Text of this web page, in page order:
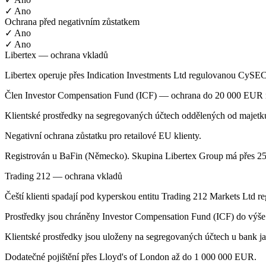
✓ Ano
Ochrana před negativním zůstatkem
✓ Ano
✓ Ano
Libertex — ochrana vkladů
Libertex operuje přes Indication Investments Ltd regulovanou
Člen Investor Compensation Fund (ICF) — ochrana do 20 000 EUR
Klientské prostředky na segregovaných účtech oddělených od
Negativní ochrana zůstatku pro retailové EU klienty.
Registrován u BaFin (Německo). Skupina Libertex Group má přes
Trading 212 — ochrana vkladů
Čeští klienti spadají pod kyperskou entitu Trading 212 Markets Ltd
Prostředky jsou chráněny Investor Compensation Fund (ICF) do
Klientské prostředky jsou uloženy na segregovaných účtech u
Dodatečné pojištění přes Lloyd's of London až do 1 000 000 EUR.